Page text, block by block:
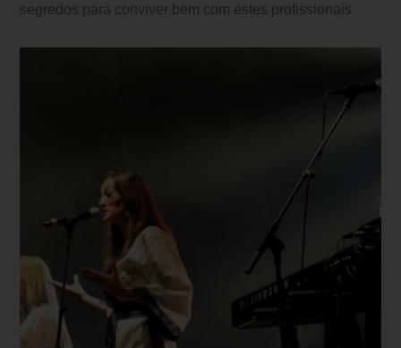
segredos para conviver bem com estes profissionais